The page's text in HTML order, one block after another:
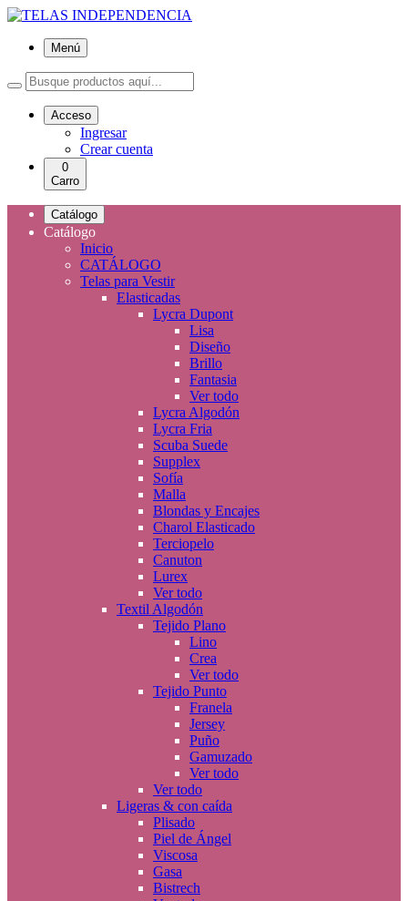
Menú
Acceso
Ingresar
Crear cuenta
0
Carro
Catálogo
Catálogo
Inicio
CATÁLOGO
Telas para Vestir
Elasticadas
Lycra Dupont
Lisa
Diseño
Brillo
Fantasia
Ver todo
Lycra Algodón
Lycra Fria
Scuba Suede
Supplex
Sofía
Malla
Blondas y Encajes
Charol Elasticado
Terciopelo
Canuton
Lurex
Ver todo
Textil Algodón
Tejido Plano
Lino
Crea
Ver todo
Tejido Punto
Franela
Jersey
Puño
Gamuzado
Ver todo
Ver todo
Ligeras & con caída
Plisado
Piel de Ángel
Viscosa
Gasa
Bistrech